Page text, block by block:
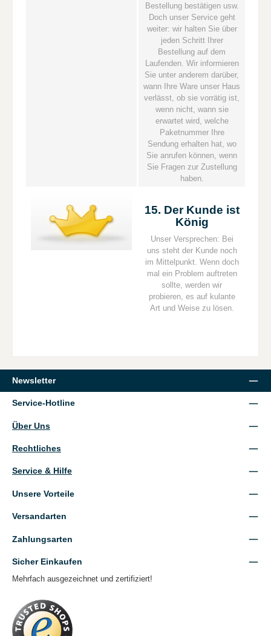
Bestellung bestätigen usw.
Doch unser Service geht
weiter: wir halten Sie über
jeden Schritt Ihrer
Bestellung auf dem
Laufenden. Wir informieren
Sie unter anderem darüber,
wann Ihre Ware unser Haus
verlässt, ob sie vorrätig ist,
wenn nicht, wann sie
erwartet wird, welche
Paketnummer Ihre
Sendung erhalten hat, wo
Sie anrufen können, wenn
Sie Fragen zur Zustellung
haben.
15. Der Kunde ist
König
Unser Versprechen: Bei
uns steht der Kunde noch
im Mittelpunkt. Wenn doch
mal ein Problem auftreten
sollte, werden wir
probieren, es auf kulante
Art und Weise zu lösen.
Newsletter
Service-Hotline
Über Uns
Rechtliches
Service & Hilfe
Unsere Vorteile
Versandarten
Zahlungsarten
Sicher Einkaufen
Mehrfach ausgezeichnet und zertifiziert!